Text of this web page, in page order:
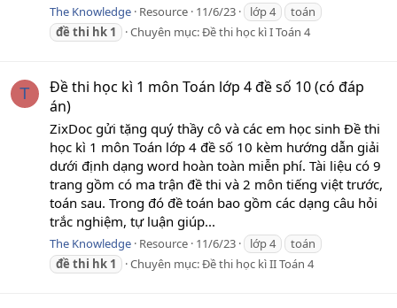
The Knowledge Resource 11/6/23 lớp 4
toán
đề thi hk 1 Chuyên mục:Đề thi học kì I Toán 4
T
Đề thi học kì 1 môn Toán lớp 4 đề số 10 (có đáp
án)
ZixDoc gửi tặng quý thầy cô và các em học sinh Đề thi
học kì 1 môn Toán lớp 4 đề số 10 kèm hướng dẫn giải
dưới định dạng word hoàn toàn miễn phí. Tài liệu có 9
trang gồm có ma trận đề thi và 2 môn tiếng việt trước,
toán sau. Trong đó đề toán bao gồm các dạng câu hỏi
trắc nghiệm, tự luận giúp...
The Knowledge Resource 11/6/23 lớp 4
toán
đề thi hk 1 Chuyên mục:Đề thi học kì II Toán 4